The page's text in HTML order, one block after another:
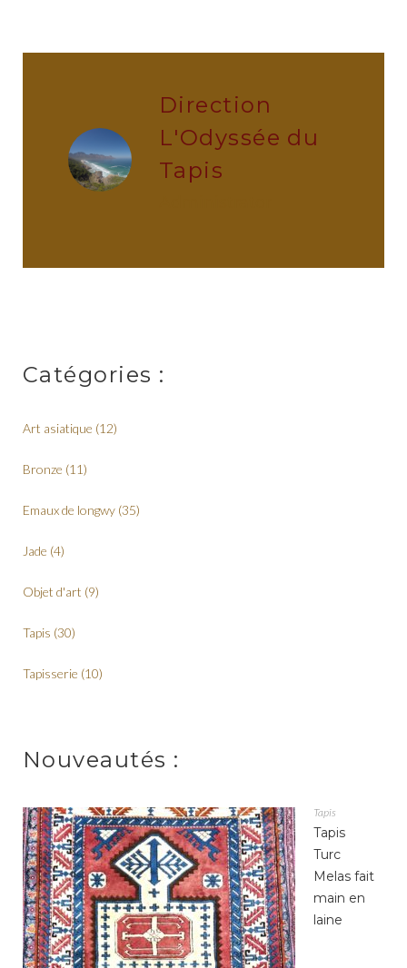
Direction
L'Odyssée du
Tapis
Catégories :
Art asiatique (12)
Bronze (11)
Emaux de longwy (35)
Jade (4)
Objet d'art (9)
Tapis (30)
Tapisserie (10)
Nouveautés :
Tapis
Tapis
Turc
Melas fait
main en
laine